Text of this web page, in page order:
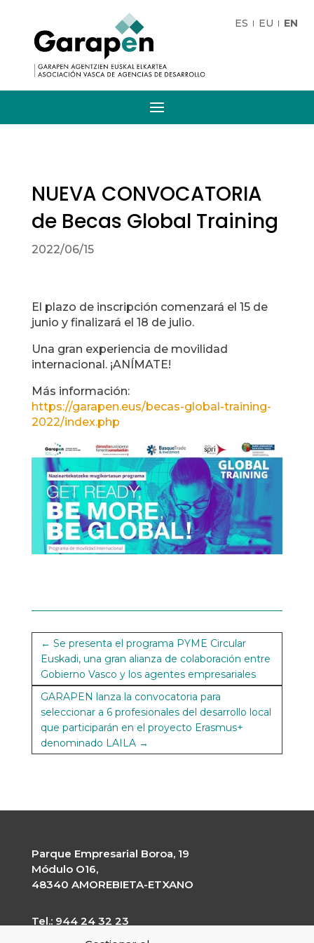
ES EU EN
NUEVA CONVOCATORIA
de Becas Global Training
2022/06/15
El plazo de inscripción comenzará el 15 de
junio y finalizará el 18 de julio.
Una gran experiencia de movilidad
internacional. ¡ANÍMATE!
Más información:
https://garapen.eus/becas-global-training-
2022/index.php
← Se presenta el programa PYME Circular
Euskadi, una gran alianza de colaboración entre
Gobierno Vasco y los agentes empresariales
GARAPEN lanza la convocatoria para
seleccionar a 6 profesionales del desarrollo local
que participarán en el proyecto Erasmus+
denominado LAILA→
Parque Empresarial Boroa, 19
Módulo O16,
48340 AMOREBIETA-ETXANO
Tel.: 944 24 32 23